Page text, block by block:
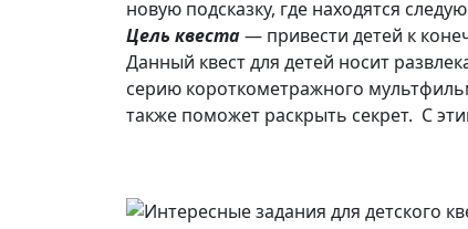
новую подсказку, где находятся
Цель квеста— привести детей к
Данный квест для детей носит
серию короткометражного
также поможет раскрыть секрет. С